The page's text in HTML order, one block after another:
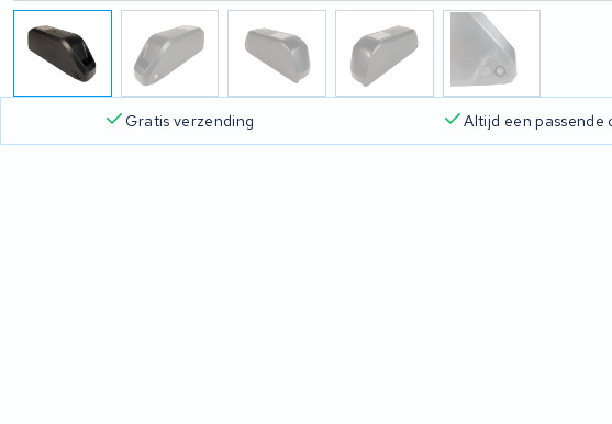
Gratis verzending Altijd een passende